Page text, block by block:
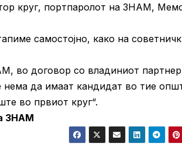
круг, портпаролот на ЗНАМ,
самостојно, како на
во договор со владиниот партнер
да имаат кандидат во тие
во првиот круг“.
ЗНАМ